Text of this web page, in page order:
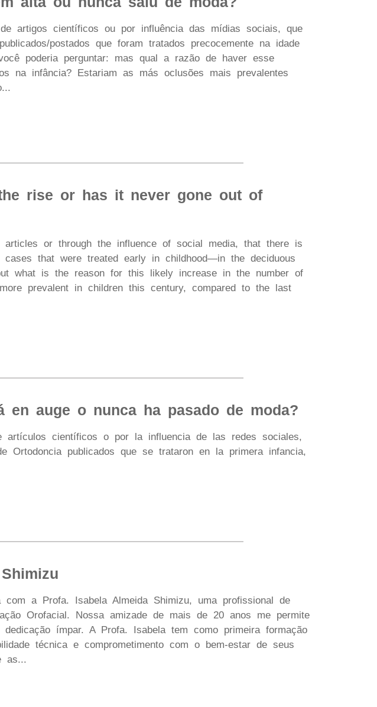
artigos científicos ou por influência das mídias sociais, que
postados que foram tratados precocemente na idade
poderia perguntar: mas qual a razão de haver esse
na infância? Estariam as más oclusões mais prevalentes
rise or has it never gone out of
articles or through the influence of social media, that there is
cases that were treated early in childhood—in the deciduous
what is the reason for this likely increase in the number of
prevalent in children this century, compared to the last
en auge o nunca ha pasado de moda?
científicos o por la influencia de las redes sociales,
publicados que se trataron en la primera infancia,
a Profa. Isabela Almeida Shimizu, uma profissional de
Orofacial. Nossa amizade de mais de 20 anos me permite
ímpar. A Profa. Isabela tem como primeira formação
técnica e comprometimento com o bem-estar de seus
as...